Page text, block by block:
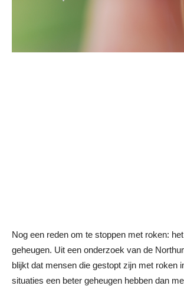
Nog een reden om te stoppen met roken:
geheugen. Uit een onderzoek van de
blijkt dat mensen die gestopt zijn met roken
situaties een beter geheugen hebben dan